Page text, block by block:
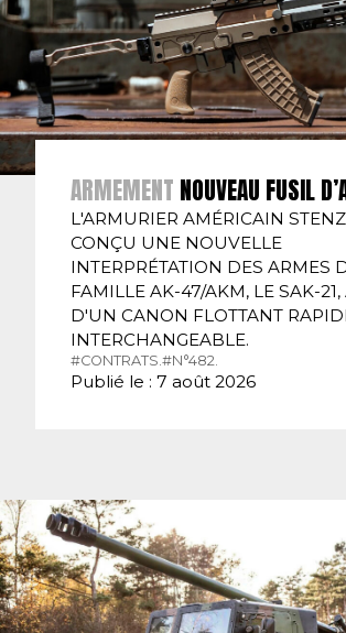
ARMEMENT NOUVEAU FUSIL
L'ARMURIER AMÉRICAIN
CONÇU UNE NOUVELLE
INTERPRÉTATION DES ARMES
FAMILLE AK-47/AKM, LE SAK-
D'UN CANON FLOTTANT
INTERCHANGEABLE.
#CONTRATS.#N°482.
Publié le : 7 août 2026